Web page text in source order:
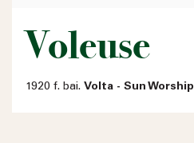
Voleuse
1920 f. bai. Volta - Sun Worship